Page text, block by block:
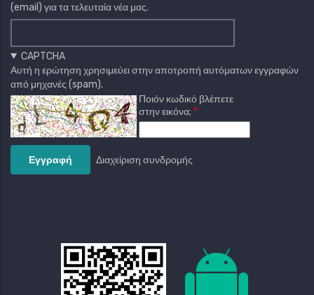
(email) για τα τελευταία νέα μας.
CAPTCHA
Αυτή η ερώτηση χρησιμεύει στην αποτροπή αυτόματων εγγραφών
από μηχανές (spam).
Ποιόν κωδικό βλέπετε
στην εικόνα;
Διαχείριση συνδρομής